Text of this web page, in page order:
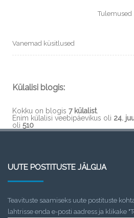
Tulemused
Vanemad küsitlused
Külalisi blogis:
Kokku on blogis 7 külalist.
Enim külalisi veebipäevikus oli 24.
oli 510
UUTE POSTITUSTE JÄLGIJA
Teavituste saamiseks uute postituste
lahtrisse enda e-posti aadress ja klikake